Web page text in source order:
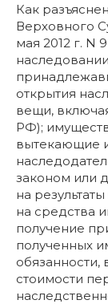
Как
Верховного
мая 2012 г. N
открытия
вещи,
РФ);
вытекающие
законом или
на
на средства
получение
полученных
обязанности,
стоимости